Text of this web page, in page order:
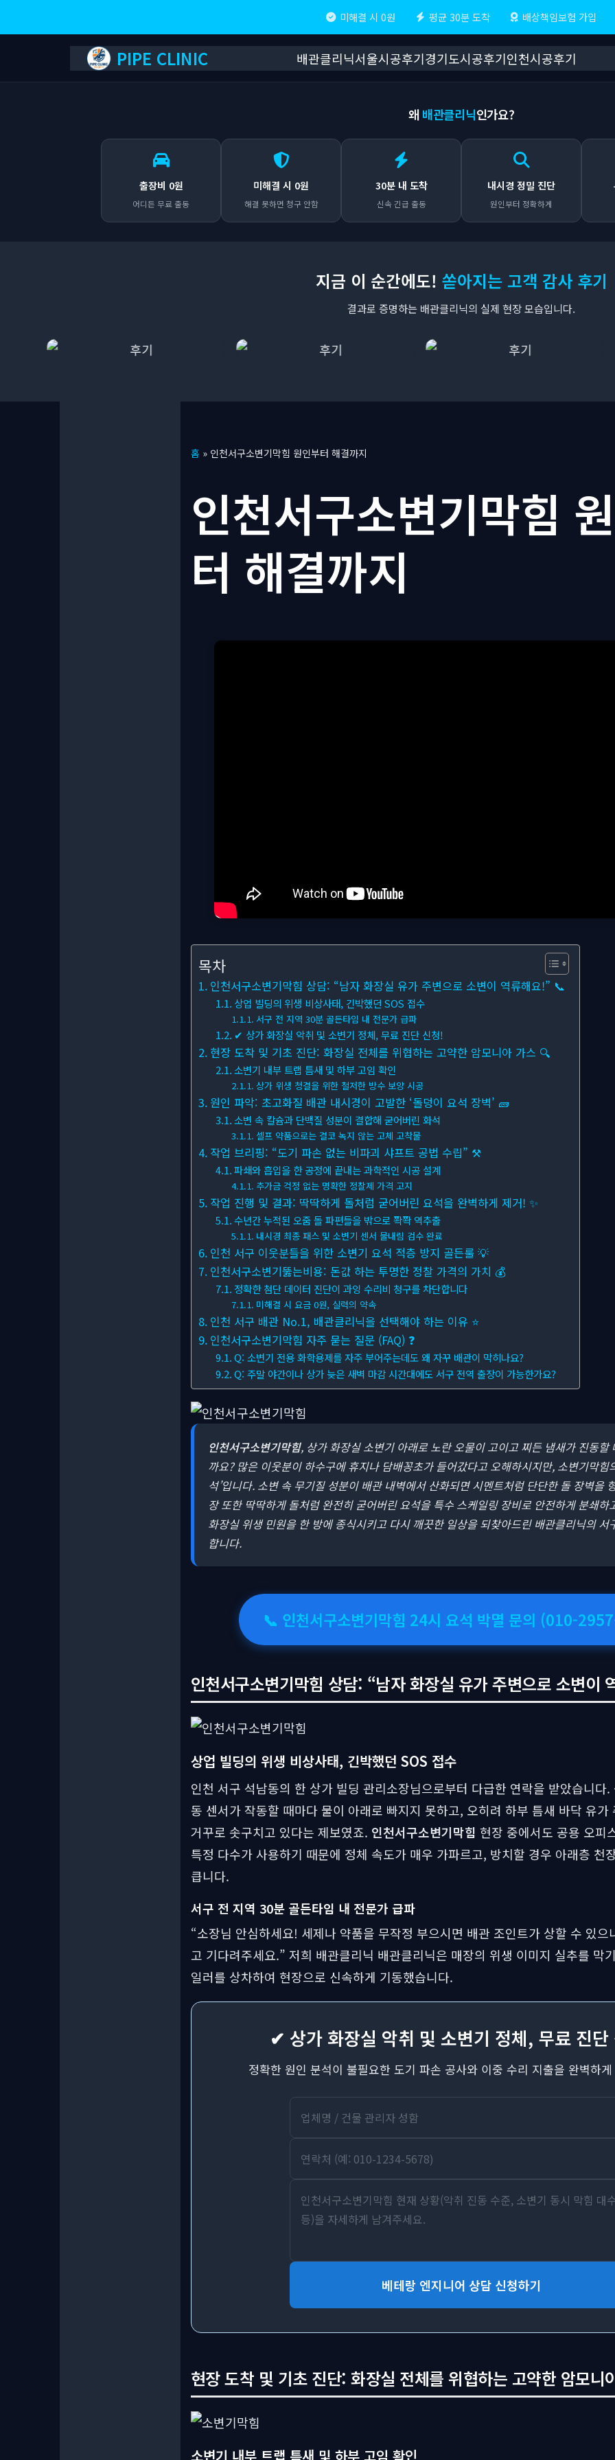
미해결 시 0원 평균 30분 도착 배상책임보험 가입
PIPE CLINIC 배관클리닉서울시공후기경기도시공후기인천시공후기
왜 배관클리닉인가요?
출장비 0원
어디든 무료 출동
미해결 시 0원
해결 못하면 청구 안함
30분 내 도착
신속 긴급 출동
내시경 정밀 진단
원인부터 정확하게
지금 이 순간에도! 쏟아지는 고객 감사 후기
결과로 증명하는 배관클리닉의 실제 현장 모습입니다.
홈 » 인천서구소변기막힘 원인부터 해결까지
인천서구소변기막힘
터 해결까지
목차
인천서구소변기막힘 상담: “남자 화장실 유가 주변으로 소변이 역류해요!” 📞
상업 빌딩의 위생 비상사태, 긴박했던 SOS 접수
서구 전 지역 30분 골든타임 내 전문가 급파
✔ 상가 화장실 악취 및 소변기 정체, 무료 진단 신청!
현장 도착 및 기초 진단: 화장실 전체를 위협하는 고약한 암모니아 가스 🔍
소변기 내부 트랩 틈새 및 하부 고임 확인
상가 위생 청결을 위한 철저한 방수 보양 시공
원인 파악: 초고화질 배관 내시경이 고발한 ‘돌덩이 요석 장벽’ 🧱
소변 속 칼슘과 단백질 성분이 결합해 굳어버린 화석
셀프 약품으로는 결코 녹지 않는 고체 고착물
작업 브리핑: “도기 파손 없는 비파괴 샤프트 공법 수립” ⚒
파쇄와 흡입을 한 공정에 끝내는 과학적인 시공 설계
추가금 걱정 없는 명확한 정찰제 가격 고지
작업 진행 및 결과: 딱딱하게 돌처럼 굳어버린 요석을 완벽하게 제거! ✨
수년간 누적된 오줌 돌 파편들을 밖으로 쫙쫙 역추출
내시경 최종 패스 및 소변기 센서 물내림 검수 완료
인천 서구 이웃분들을 위한 소변기 요석 적층 방지 골든룰 💡
인천서구소변기뚫는비용: 돈값 하는 투명한 정찰 가격의 가치 💰
정확한 첨단 데이터 진단이 과잉 수리비 청구를 차단합니다
미해결 시 요금 0원, 실력의 약속
인천 서구 배관 No.1, 배관클리닉을 선택해야 하는 이유 ⭐
인천서구소변기막힘 자주 묻는 질문 (FAQ) ❓
Q: 소변기 전용 화학용제를 자주 부어주는데도 왜 자꾸 배관이 막히나요?
Q: 주말 야간이나 상가 늦은 새벽 마감 시간대에도 서구 전역 출장이 가능한가요?
인천서구소변기막힘, 상가 화장실 소변기 아래로 노란 오물이 고이고 찌든 냄새가 진동할
까요?많은 이웃분이 하수구에 휴지나 담배꽁초가 들어갔다고 오해하시지만, 소변기막힘
석’입니다. 소변 속 무기질 성분이 배관 내벽에서 산화되면 시멘트처럼 단단한 돌 장벽을
장 또한 딱딱하게 돌처럼 완전히 굳어버린 요석을 특수 스케일링 장비로 안전하게 분쇄하
화장실 위생 민원을 한 방에 종식시키고 다시 깨끗한 일상을 되찾아드린 배관클리닉의 서
합니다.
📞 인천서구소변기막힘 24시 요석 박멸 문의 (010-
인천서구소변기막힘 상담: “남자 화장실 유가 주변으로 소변이
상업 빌딩의 위생 비상사태, 긴박했던 SOS 접수
인천 서구 석남동의 한 상가 빌딩 관리소장님으로부터 다급한 연락을 받았습니다
동 센서가 작동할 때마다 물이 아래로 빠지지 못하고, 오히려 하부 틈새 바닥 유가
거꾸로 솟구치고 있다는 제보였죠. 인천서구소변기막힘 현장 중에서도 공용 오피
특정 다수가 사용하기 때문에 정체 속도가 매우 가파르고, 방치할 경우 아래층 천
큽니다.
서구 전 지역 30분 골든타임 내 전문가 급파
“소장님 안심하세요! 세제나 약품을 무작정 부으시면 배관 조인트가 상할 수 있으
고 기다려주세요.” 저희 배관클리닉 배관클리닉은 매장의 위생 이미지 실추를 막
일러를 상차하여 현장으로 신속하게 기동했습니다.
✔ 상가 화장실 악취 및 소변기 정체, 무료 진
정확한 원인 분석이 불필요한 도기 파손 공사와 이중 수리 지출을 완벽하
베테랑 엔지니어 상담 신청하기
현장 도착 및 기초 진단: 화장실 전체를 위협하는 고약한 암모니
소변기 내부 트랩 틈새 및 하부 고임 확인